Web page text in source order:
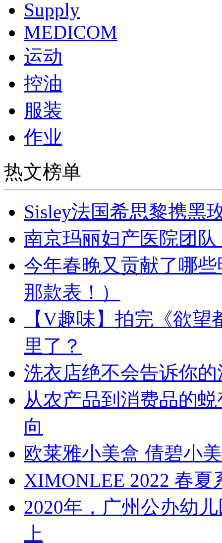
Supply
MEDICOM
运动
控油
服装
作业
热文榜单
Sisley法国希思黎携黑
南京玛丽妇产医院团
今年春晚又贡献了哪
那款表！）
【V趣味】拍完《欲
里了？
洗衣店绝不会告诉你
从农产品到消费品的
向
欧莱雅小美盒 倩碧小
XIMONLEE 2022 春夏
2020年，广州公办幼
上